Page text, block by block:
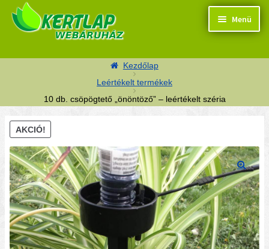
Ugrás a navigációhoz
Kilépés a tartalomba
Menü
Termékek
Kosaram
Pénztár
Segítség
Kezdőlap
Leértékelt termékek
10 db. csöpögtető „önöntöző” – leértékelt széria
AKCIÓ!
🔍